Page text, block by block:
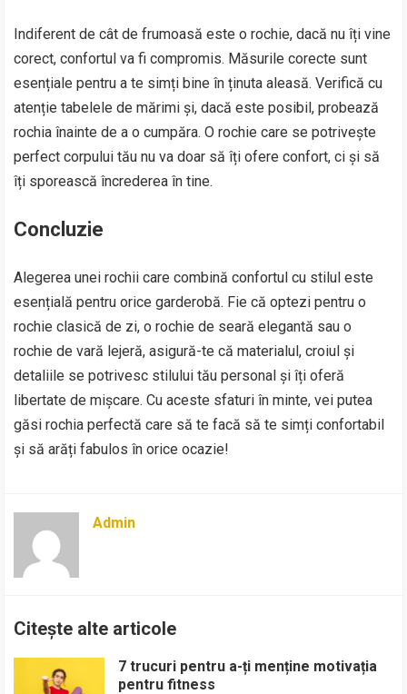
Indiferent de cât de frumoasă este o rochie, dacă nu îți vine
corect, confortul va fi compromis. Măsurile corecte sunt
esențiale pentru a te simți bine în ținuta aleasă. Verifică cu
atenție tabelele de mărimi și, dacă este posibil, probează
rochia înainte de a o cumpăra. O rochie care se potrivește
perfect corpului tău nu va doar să îți ofere confort, ci și să
îți sporească încrederea în tine.
Concluzie
Alegerea unei rochii care combină confortul cu stilul este
esențială pentru orice garderobă. Fie că optezi pentru o
rochie clasică de zi, o rochie de seară elegantă sau o
rochie de vară lejeră, asigură-te că materialul, croiul și
detaliile se potrivesc stilului tău personal și îți oferă
libertate de mișcare. Cu aceste sfaturi în minte, vei putea
găsi rochia perfectă care să te facă să te simți confortabil
și să arăți fabulos în orice ocazie!
Admin
Citește alte articole
7 trucuri pentru a-ți menține motivația
pentru fitness